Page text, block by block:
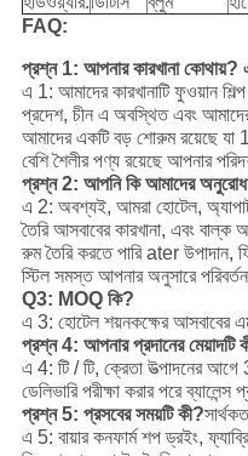
FAQ:
প্রশ্ন 1: আপনার কারখানা
এ 1: আমাদের কারখানাটি ফুওয়ান
প্রদেশ, চীন এ অবস্থিত এবং
আমাদের একটি বড় শোরুম রয়েছে যা
বেশি শৈলীর পণ্য রয়েছে আপনার
প্রশ্ন 2: আপনি কি আমাদের অনুরোধ
এ 2: অবশ্যই, আমরা হোটেল,
তৈরি আসবাবের কারখানা, এবং
রুম তৈরি করতে পারি ater উপাদান,
স্টিল সমস্ত আপনার অনুসারে
Q3: MOQ কি?
এ 3: হোটেল শয়নকক্ষের আসবাবের
প্রশ্ন 4: আপনার প্রদানের মেয়াদটি
এ 4: টি / টি, ক্রেতা উত্পাদনের
ডেলিভারি পরীক্ষা করার পরে ব্যালেন্স
প্রশ্ন 5: প্রসবের সময়টি কী?
এ 5: বায়ার কনফার্ম শপ ড্রইং,